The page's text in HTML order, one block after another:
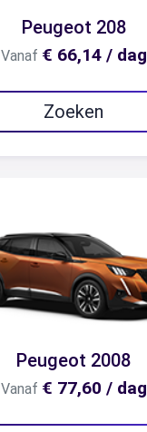
Peugeot 208
Vanaf € 66,14 / dag
Zoeken
Peugeot 2008
Vanaf € 77,60 / dag